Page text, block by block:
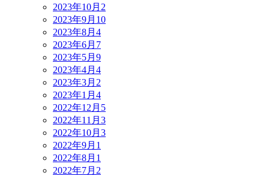
2023年10月 2
2023年9月 10
2023年8月 4
2023年6月 7
2023年5月 9
2023年4月 4
2023年3月 2
2023年1月 4
2022年12月 5
2022年11月 3
2022年10月 3
2022年9月 1
2022年8月 1
2022年7月 2